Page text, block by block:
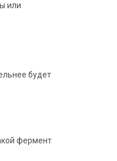
или
будет
фермент